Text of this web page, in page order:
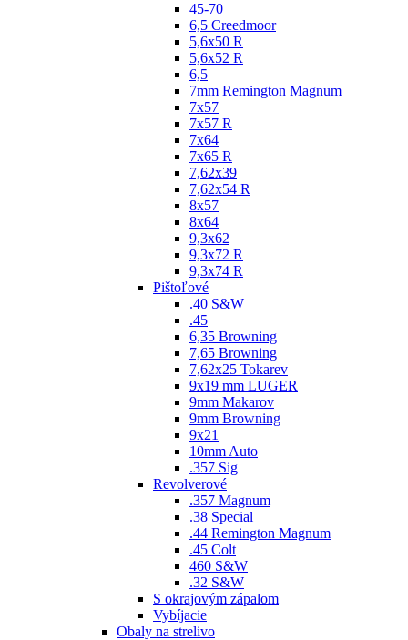
45-70
6,5 Creedmoor
5,6x50 R
5,6x52 R
6,5
7mm Remington Magnum
7x57
7x57 R
7x64
7x65 R
7,62x39
7,62x54 R
8x57
8x64
9,3x62
9,3x72 R
9,3x74 R
Pištoľové
.40 S&W
.45
6,35 Browning
7,65 Browning
7,62x25 Tokarev
9x19 mm LUGER
9mm Makarov
9mm Browning
9x21
10mm Auto
.357 Sig
Revolverové
.357 Magnum
.38 Special
.44 Remington Magnum
.45 Colt
460 S&W
.32 S&W
S okrajovým zápalom
Vybíjacie
Obaly na strelivo